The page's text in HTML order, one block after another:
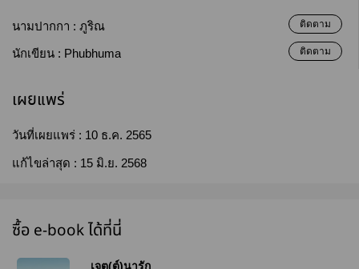
นามปากกา : ภูริณ ติดตาม
นักเขียน : Phubhuma ติดตาม
เผยแพร่
วันที่เผยแพร่ : 10 ธ.ค. 2565
แก้ไขล่าสุด : 15 มิ.ย. 2568
ซื้อ e-book ได้ที่นี่
เจต(ต์)นารัก